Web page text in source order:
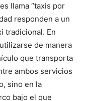
llama “taxis por
responden a un
tradicional. En
de manera
que transporta
ambos servicios
sino en la
bajo el que